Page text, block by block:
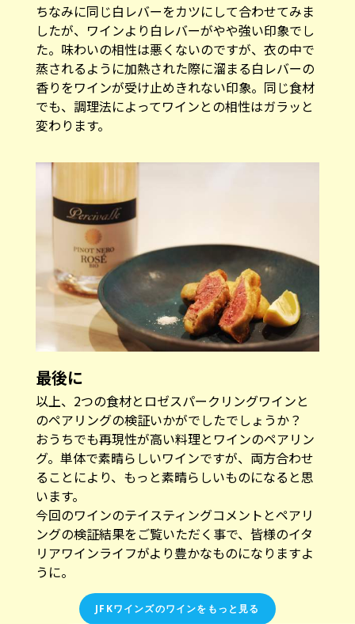
ちなみに同じ白レバーをカツにして合わせてみま
したが、ワインより白レバーがやや強い印象でし
た。味わいの相性は悪くないのですが、衣の中で
蒸されるように加熱された際に溜まる白レバーの
香りをワインが受け止めきれない印象。同じ食材
でも、調理法によってワインとの相性はガラッと
変わります。
最後に
以上、2つの食材とロゼスパークリングワインと
のペアリングの検証いかがでしたでしょうか？
おうちでも再現性が高い料理とワインのペアリン
グ。単体で素晴らしいワインですが、両方合わせ
ることにより、もっと素晴らしいものになると思
います。
今回のワインのテイスティングコメントとペアリ
ングの検証結果をご覧いただく事で、皆様のイタ
リアワインライフがより豊かなものになりますよ
うに。
JFKワインズのワインをもっと見る